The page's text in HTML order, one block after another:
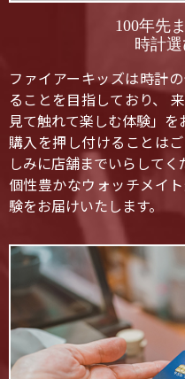
100年先
時計選
ファイアーキッズは時計
ることを目指しており、
見て触れて楽しむ体験」を
購入を押し付けることは
しみに店舗までいらしてく
個性豊かなウォッチメイ
験をお届けいたします。